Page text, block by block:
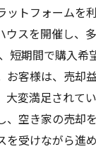
ットフォームを
ウスを開催し、
短期間で購入希
お客様は、売却
大変満足されて
、空き家の売却
を受けながら進